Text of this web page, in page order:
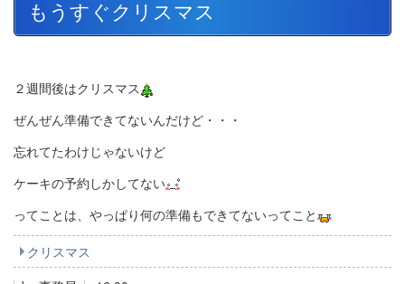
もうすぐクリスマス
２週間後はクリスマス
ぜんぜん準備できてないんだけど・・・
忘れてたわけじゃないけど
ケーキの予約しかしてない
ってことは、やっぱり何の準備もできてないってこと
クリスマス